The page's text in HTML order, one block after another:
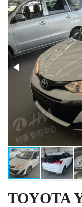
TOYOTA